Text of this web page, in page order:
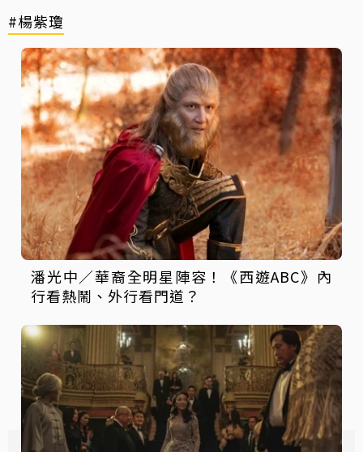
#楊紫瓊
潘光中／華裔全明星陣容！《西遊ABC》內
行看熱鬧、外行看門道？